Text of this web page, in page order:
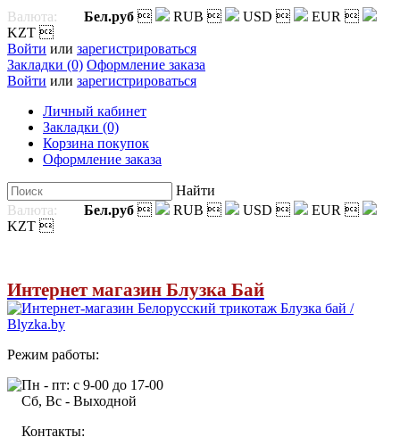
Валюта: Бел.руб  RUB  USD  EUR 
KZT 
Войти или зарегистрироваться
Закладки (0) Оформление заказа
Войти или зарегистрироваться
Личный кабинет
Закладки (0)
Корзина покупок
Оформление заказа
Найти
Валюта:
Бел.руб  RUB  USD  EUR 
KZT 
Интернет магазин Блузка Бай
Режим работы:
Пн - пт: с 9-00 до 17-00
Сб, Вс - Выходной
Контакты: